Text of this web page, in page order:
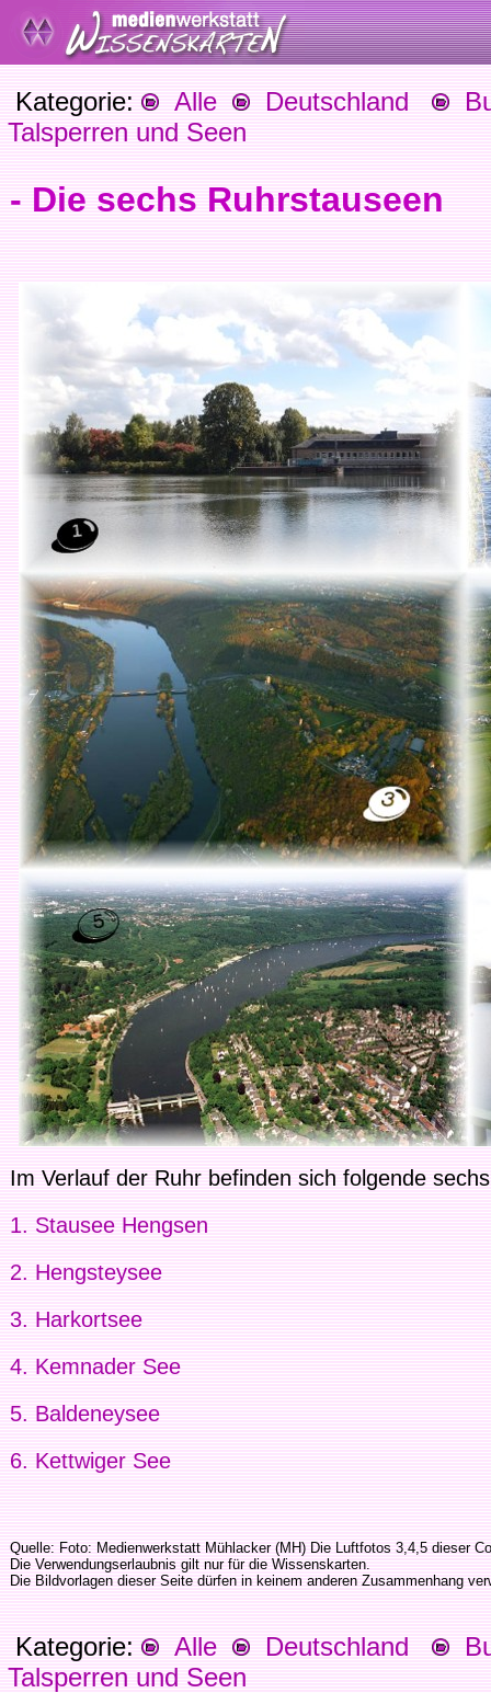
Kategorie: Alle Deutschland
Talsperren und Seen
- Die sechs Ruhrstauseen
Im Verlauf der Ruhr befinden sich folgende
1. Stausee Hengsen
2. Hengsteysee
3. Harkortsee
4. Kemnader See
5. Baldeneysee
6. Kettwiger See
Quelle: Foto: Medienwerkstatt Mühlacker (MH) Die Luftfotos 3,4,5 dieser
Die Verwendungserlaubnis gilt nur für die Wissenskarten.
Die Bildvorlagen dieser Seite dürfen in keinem anderen Zusammenhang
Kategorie: Alle Deutschland
Talsperren und Seen